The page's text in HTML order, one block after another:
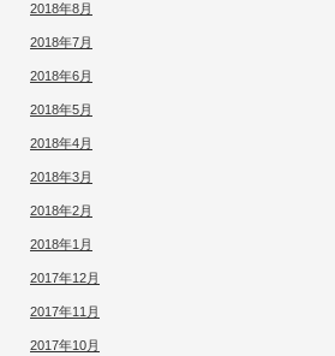
2018年8月
2018年7月
2018年6月
2018年5月
2018年4月
2018年3月
2018年2月
2018年1月
2017年12月
2017年11月
2017年10月